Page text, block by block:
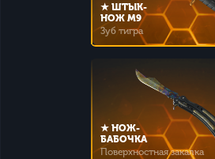
★ ШТЫК-
НОЖ M9
Зуб тигра
★ НОЖ-
БАБОЧКА
Поверхностная закалка